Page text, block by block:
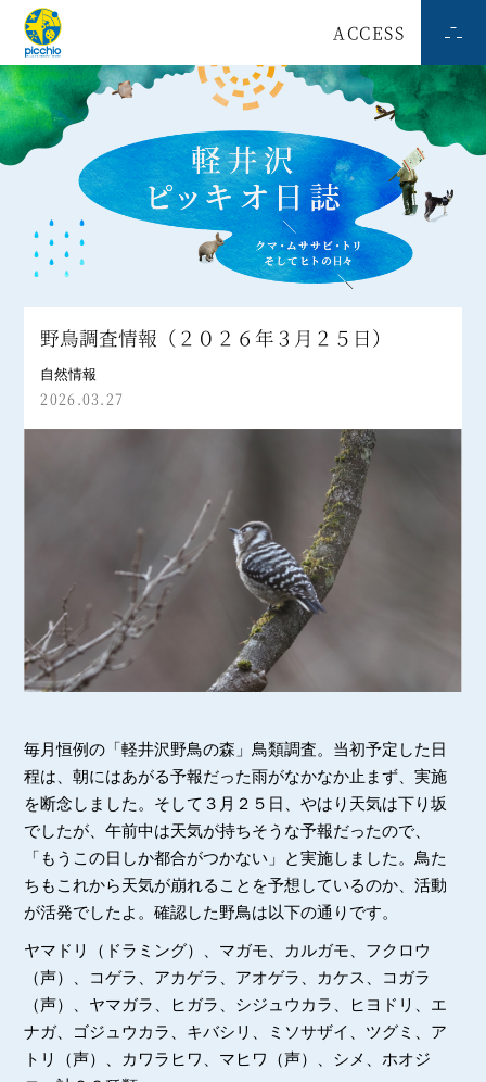
ACCESS
野鳥調査情報（２０２６年３月２５日）
自然情報
2026.03.27
毎月恒例の「軽井沢野鳥の森」鳥類調査。当初予定した日
程は、朝にはあがる予報だった雨がなかなか止まず、実施
を断念しました。そして３月２５日、やはり天気は下り坂
でしたが、午前中は天気が持ちそうな予報だったので、
「もうこの日しか都合がつかない」と実施しました。鳥た
ちもこれから天気が崩れることを予想しているのか、活動
が活発でしたよ。確認した野鳥は以下の通りです。
ヤマドリ（ドラミング）、マガモ、カルガモ、フクロウ
（声）、コゲラ、アカゲラ、アオゲラ、カケス、コガラ
（声）、ヤマガラ、ヒガラ、シジュウカラ、ヒヨドリ、エ
ナガ、ゴジュウカラ、キバシリ、ミソサザイ、ツグミ、ア
トリ（声）、カワラヒワ、マヒワ（声）、シメ、ホオジ